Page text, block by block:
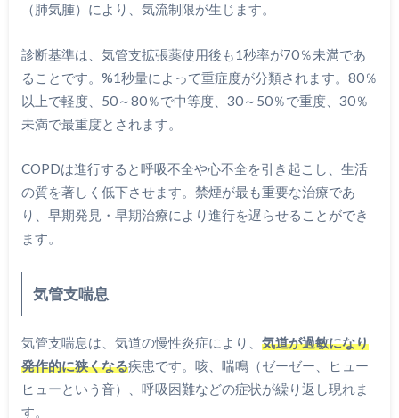
（肺気腫）により、気流制限が生じます。
診断基準は、気管支拡張薬使用後も1秒率が70％未満であ
ることです。%1秒量によって重症度が分類されます。80％
以上で軽度、50～80％で中等度、30～50％で重度、30％
未満で最重度とされます。
COPDは進行すると呼吸不全や心不全を引き起こし、生活
の質を著しく低下させます。禁煙が最も重要な治療であ
り、早期発見・早期治療により進行を遅らせることができ
ます。
気管支喘息
気管支喘息は、気道の慢性炎症により、 気道が過敏になり
発作的に狭くなる疾患です。咳、喘鳴（ゼーゼー、ヒュー
ヒューという音）、呼吸困難などの症状が繰り返し現れま
す。